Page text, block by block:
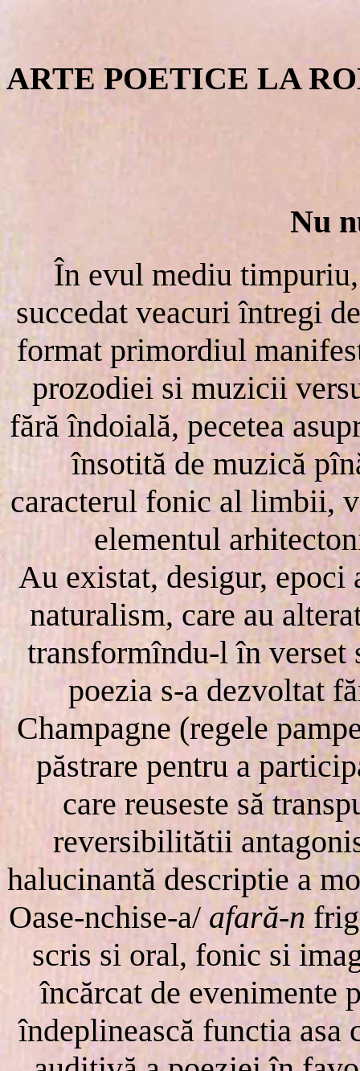
ARTE POETICE LA
Nu
În evul mediu
succedat veacuri întregi
format primordiul
prozodiei si muzicii
fără îndoială, pecetea
însotită de muzică
caracterul fonic al limbii,
elementul
Au existat, desigur, epoci
naturalism, care au
transformîndu-l în verset
poezia s-a dezvoltat
Champagne (regele
păstrare pentru a
care reuseste să
reversibilitătii
halucinantă descriptie a
Oase-nchise-a/ afară-n
scris si oral, fonic si
încărcat de evenimente
îndeplinească functia asa